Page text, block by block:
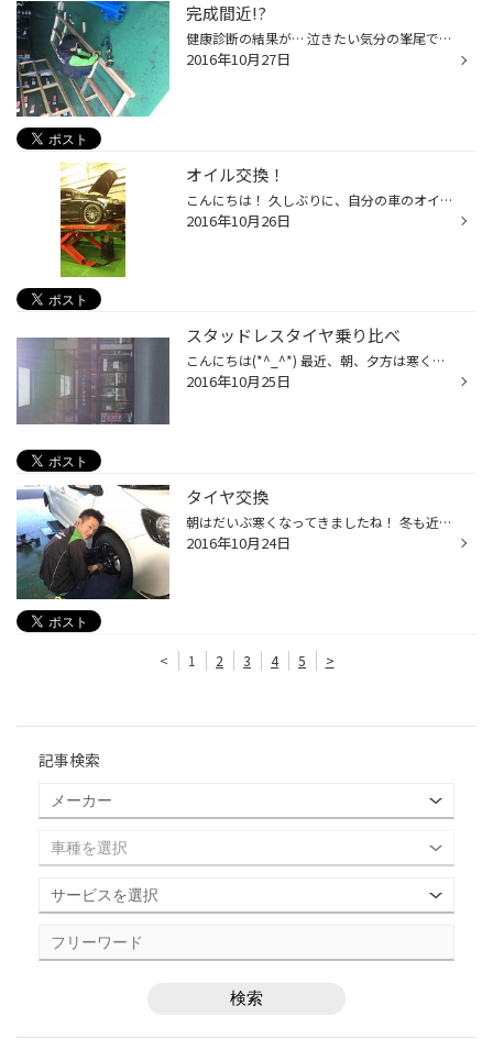
完成間近!?
健康診断の結果が… 泣きたい気分の峯尾です( ´•ω•` )笑 さてさて、以前ジャングルジムみたいなのを紹介しましたが完成が近づいて来ました(´∇｀) 藤枝製作所に楠崎君も入りペースアップ！笑 何やら木の棒を切ってますね( ｰ̀ωｰ́ ) (なんだか絵になる…笑) 完成はほんと近くなってますので完成したらま...
2016年10月27日
オイル交換！
こんにちは！ 久しぶりに、自分の車のオイル交換をしました。 車検の時以来なので、８ヶ月ぶりです。 あまり距離を乗らないので、期間があき過ぎてしまいました。 車が故障しないように、 これからは、もう少しマメに交換しようと思います。 オイルはけっこう黒かったです(>_
2016年10月26日
スタッドレスタイヤ乗り比べ
こんにちは(*^_^*) 最近、朝、夕方は寒くなってきましたね(^_^;) わたくし、橋本は先週福島県まで行きスタッドレスタイヤの試乗会 に行ってきました。 ブリヂストンのスタッドレスは、わたしの個人的な意見として やはり一番静かだったのと氷の上でのグリップ力が非常に良かった と感じました。 谷...
2016年10月25日
タイヤ交換
朝はだいぶ寒くなってきましたね！ 冬も近づいてきたのかなと少しずつですが、思うような 時期になってきましたね！すでにスタッドレスタイヤも売り出し 始まっています！初めてスタッドレス購入する方にはスタッドレス の重要性やどこのメーカーがオススメなのか、しっかりとご提案 させて頂きます...
2016年10月24日
< 1 2 3 4 5 >
記事検索